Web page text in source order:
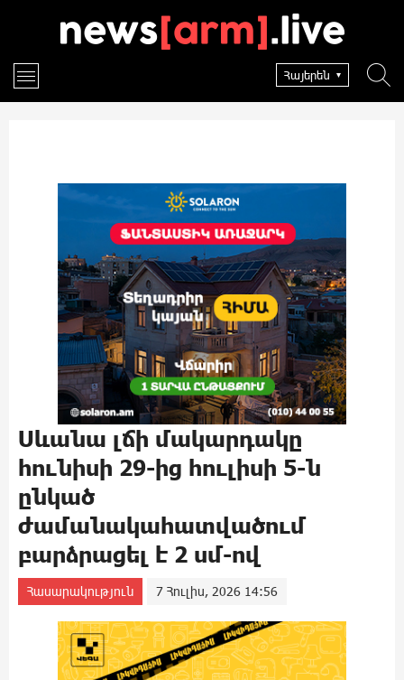
Հայերեն
Սևանա լճի մակարդակը
հունիսի 29-ից հուլիսի 5-ն
ընկած
ժամանակահատվածում
բարձրացել է 2 սմ-ով
Հասարակություն 7 Հուլիս, 2026 14:56